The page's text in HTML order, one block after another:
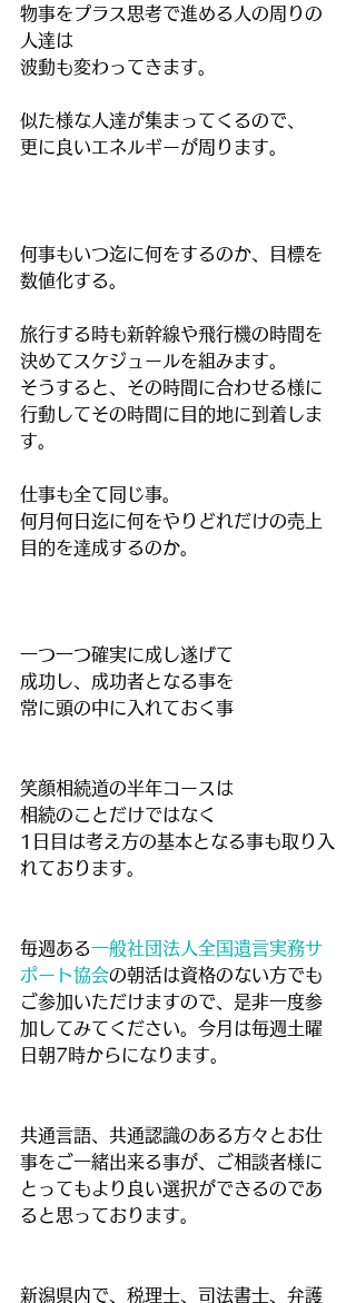
物事をプラス思考で進める人の周りの
人達は
波動も変わってきます。
似た様な人達が集まってくるので、
更に良いエネルギーが周ります。
何事もいつ迄に何をするのか、目標を
数値化する。
旅行する時も新幹線や飛行機の時間を
決めてスケジュールを組みます。
そうすると、その時間に合わせる様に
行動してその時間に目的地に到着しま
す。
仕事も全て同じ事。
何月何日迄に何をやりどれだけの売上
目的を達成するのか。
一つ一つ確実に成し遂げて
成功し、成功者となる事を
常に頭の中に入れておく事
笑顔相続道の半年コースは
相続のことだけではなく
1日目は考え方の基本となる事も取り入
れております。
毎週ある一般社団法人全国遺言実務サ
ポート協会の朝活は資格のない方でも
ご参加いただけますので、是非一度参
加してみてください。今月は毎週土曜
日朝7時からになります。
共通言語、共通認識のある方々とお仕
事をご一緒出来る事が、ご相談者様に
とってもより良い選択ができるのであ
ると思っております。
新潟県内で、税理士、司法書士、弁護